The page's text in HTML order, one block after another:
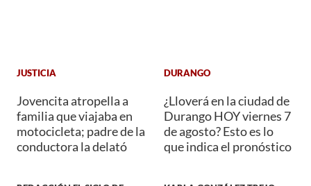
JUSTICIA
Jovencita atropella a
familia que viajaba en
motocicleta; padre de la
conductora la delató
DURANGO
¿Lloverá en la ciudad de
Durango HOY viernes 7
de agosto? Esto es lo
que indica el pronóstico